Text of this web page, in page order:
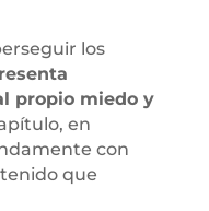
los
propio miedo y
en
con
que